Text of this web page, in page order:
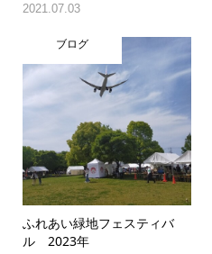
2021.07.03
ブログ
ふれあい緑地フェスティバ
ル 2023年